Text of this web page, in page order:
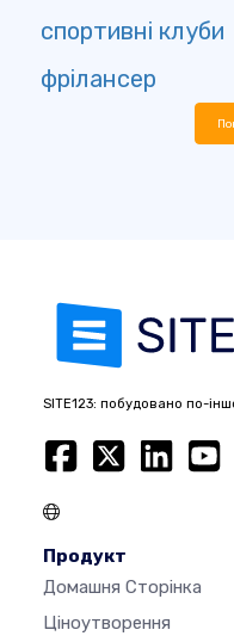
спортивні клуби
фрілансер
SITE123: побудовано по-
Продукт
Домашня Сторінка
Ціноутворення